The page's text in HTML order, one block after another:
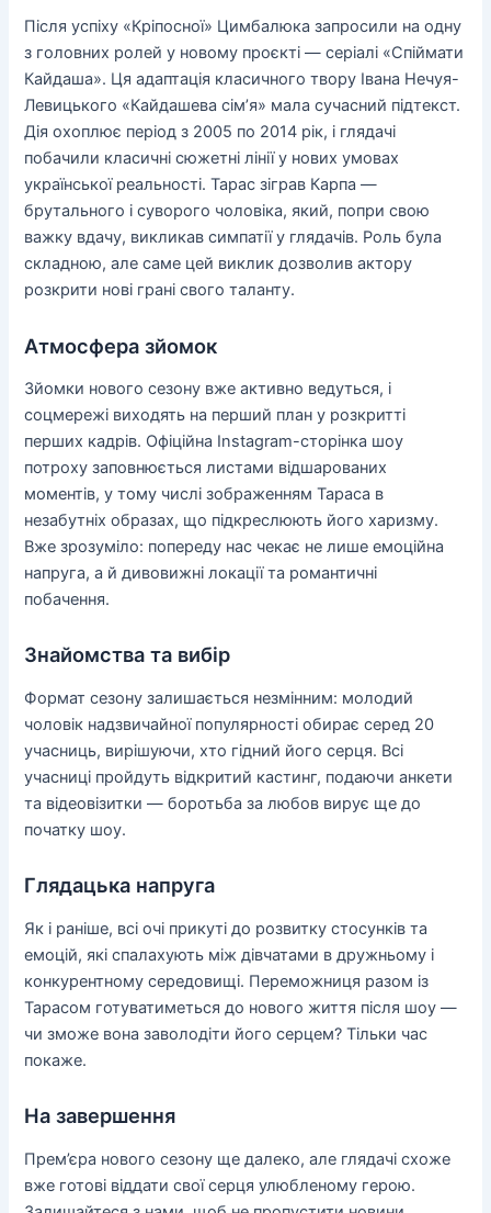
Після успіху «Кріпосної» Цимбалюка запросили на одну
з головних ролей у новому проєкті — серіалі «Спіймати
Кайдаша». Ця адаптація класичного твору Івана Нечуя-
Левицького «Кайдашева сім’я» мала сучасний підтекст.
Дія охоплює період з 2005 по 2014 рік, і глядачі
побачили класичні сюжетні лінії у нових умовах
української реальності. Тарас зіграв Карпа —
брутального і суворого чоловіка, який, попри свою
важку вдачу, викликав симпатії у глядачів. Роль була
складною, але саме цей виклик дозволив актору
розкрити нові грані свого таланту.
Атмосфера зйомок
Зйомки нового сезону вже активно ведуться, і
соцмережі виходять на перший план у розкритті
перших кадрів. Офіційна Instagram-сторінка шоу
потроху заповнюється листами відшарованих
моментів, у тому числі зображенням Тараса в
незабутніх образах, що підкреслюють його харизму.
Вже зрозуміло: попереду нас чекає не лише емоційна
напруга, а й дивовижні локації та романтичні
побачення.
Знайомства та вибір
Формат сезону залишається незмінним: молодий
чоловік надзвичайної популярності обирає серед 20
учасниць, вирішуючи, хто гідний його серця. Всі
учасниці пройдуть відкритий кастинг, подаючи анкети
та відеовізитки — боротьба за любов вирує ще до
початку шоу.
Глядацька напруга
Як і раніше, всі очі прикуті до розвитку стосунків та
емоцій, які спалахують між дівчатами в дружньому і
конкурентному середовищі. Переможниця разом із
Тарасом готуватиметься до нового життя після шоу —
чи зможе вона заволодіти його серцем? Тільки час
покаже.
На завершення
Прем’єра нового сезону ще далеко, але глядачі схоже
вже готові віддати свої серця улюбленому герою.